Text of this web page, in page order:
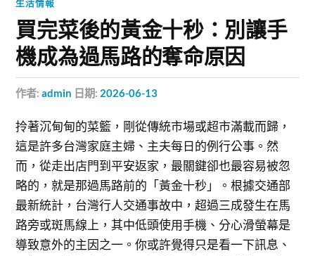
生活情報
買完菜後的黃金十秒：別讓手
機成為過馬路的奪命原因
作者:admin 日期: 2026-06-13
拎著沉甸甸的菜籃，剛從傳統市場或超市滿載而歸，
這是許多台灣家庭主婦、主夫每日的例行公事。然
而，從走出店門到平安返家，最關鍵卻也最容易被忽
略的，就是那過馬路前的「黃金十秒」。根據交通部
最新統計，台灣行人交通事故中，超過三成發生在馬
路旁或斑馬線上，其中低頭使用手機、分心滑螢幕是
導致意外的主因之一。你或許覺得只是看一下訊息、